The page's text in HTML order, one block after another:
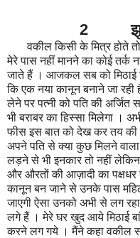
2 झूठे कहीं
वकील किसी के मित्र होते
मेरे पास नहीं मानने का कोई
जाते हैं । आजकल सब को मिठाई
कि एक नया कानून बनाने जा रही
लेने पर पत्नी को पति की
भी बराबर का हिस्सा मिलेगा ।
फीस इस बात को देख कर तय की
अपने पति से क्या कुछ मिलने
लड़ने से भी इनकार तो नहीं लेकिन
और औरतों की आज़ादी का
कानून बन जाने से उनके पास
जाएगी ऐसा उनको अभी से लग
लगे हैं । मेरे घर खुद आये मिठाई
करने लग गये । मैंने कहा वकील